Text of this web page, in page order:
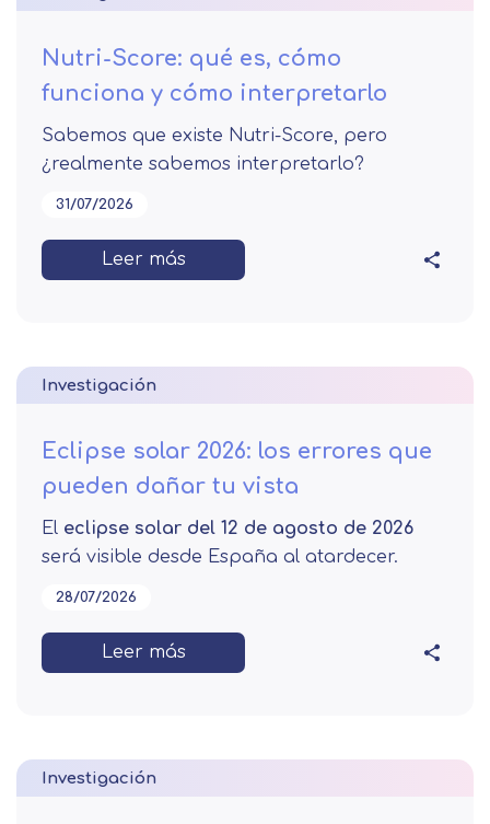
Nutri-Score: qué es, cómo
funciona y cómo interpretarlo
Sabemos que existe Nutri-Score, pero
¿realmente sabemos interpretarlo?
31/07/2026
Leer más
Investigación
Eclipse solar 2026: los errores que
pueden dañar tu vista
El eclipse solar del 12 de agosto de 2026
será visible desde España al atardecer.
28/07/2026
Leer más
Investigación